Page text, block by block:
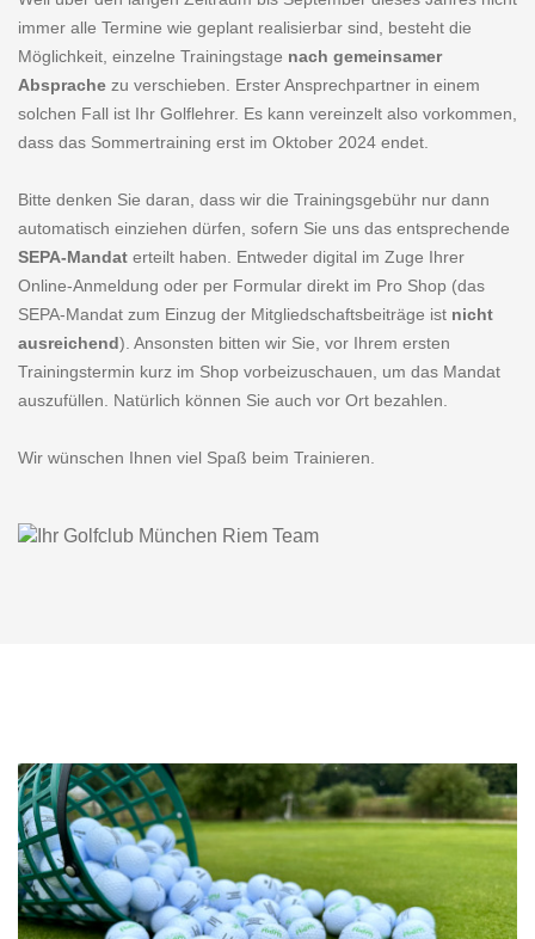
immer alle Termine wie geplant realisierbar sind, besteht die
Möglichkeit, einzelne Trainingstage nach gemeinsamer
Absprache zu verschieben. Erster Ansprechpartner in einem
solchen Fall ist Ihr Golflehrer. Es kann vereinzelt also vorkommen,
dass das Sommertraining erst im Oktober 2024 endet.
Bitte denken Sie daran, dass wir die Trainingsgebühr nur dann
automatisch einziehen dürfen, sofern Sie uns das entsprechende
SEPA-Mandat erteilt haben. Entweder digital im Zuge Ihrer
Online-Anmeldung oder per Formular direkt im Pro Shop (das
SEPA-Mandat zum Einzug der Mitgliedschaftsbeiträge ist nicht
ausreichend). Ansonsten bitten wir Sie, vor Ihrem ersten
Trainingstermin kurz im Shop vorbeizuschauen, um das Mandat
auszufüllen. Natürlich können Sie auch vor Ort bezahlen.
Wir wünschen Ihnen viel Spaß beim Trainieren.